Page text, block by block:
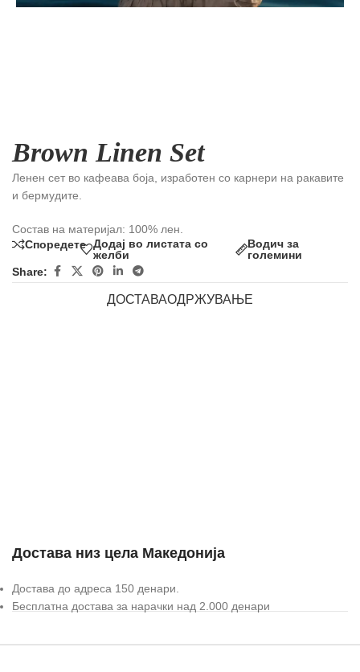
Brown Linen Set
Ленен сет во кафеава боја, изработен со карнери на ракавите
и бермудите.
Состав на материјал: 100% лен.
Споредете Додај во листата со
желби
Водич за
големини
Share:
ДОСТАВАОДРЖУВАЊЕ
Достава низ цела Македонија
Достава до адреса 150 денари.
Бесплатна достава за нарачки над 2.000 денари